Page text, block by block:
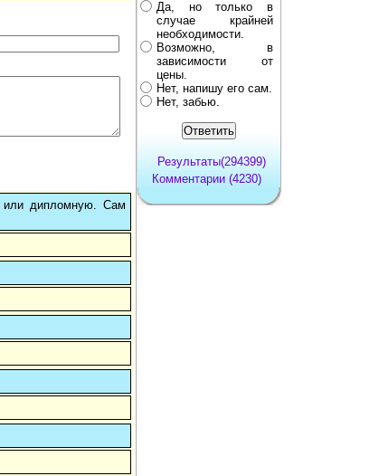
или дипломную. Сам
Да, но только в
случае крайней
необходимости.
Возможно, в
зависимости от
цены.
Нет, напишу его сам.
Нет, забью.
Результаты(294399)
Комментарии (4230)